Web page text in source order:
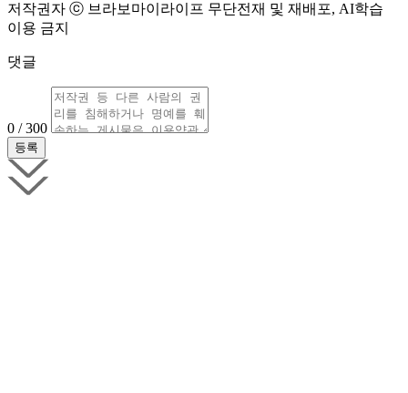
저작권자 ⓒ 브라보마이라이프 무단전재 및 재배포, AI학습
이용 금지
댓글
0 / 300